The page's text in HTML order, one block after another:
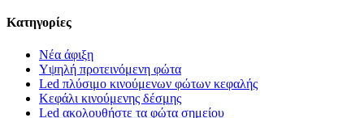
Κατηγορίες
Νέα άφιξη
Υψηλή προτεινόμενη φώτα
Led πλύσιμο κινούμενων φώτων κεφαλής
Κεφάλι κινούμενης δέσμης
Led ακολουθήστε τα φώτα σημείου